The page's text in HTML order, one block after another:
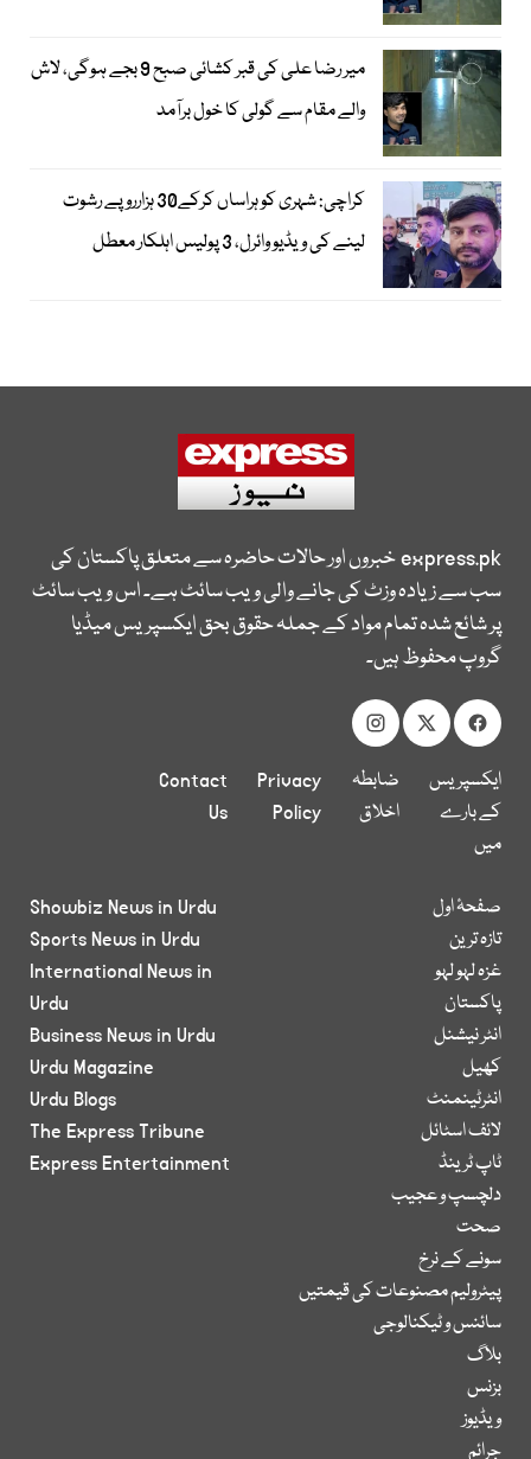
میر رضا علی کی قبر کشائی صبح 9 بجے ہوگی، لاش
والے مقام سے گولی کا خول برآمد
کراچی: شہری کو ہراساں کرکے30 ہزارروپے رشوت
لینے کی ویڈیو وائرل، 3 پولیس اہلکار معطل
express.pkخبروں اور حالات حاضرہ سے متعلق پاکستان کی
سب سے زیادہ وزٹ کی جانے والی ویب سائٹ ہے۔ اس ویب سائٹ
پر شائع شدہ تمام مواد کے جملہ حقوق بحق ایکسپریس میڈیا
گروپ محفوظ ہیں۔
ایکسپریس
کے بارے
میں
ضابطہ
اخلاق
Privacy
Policy
Contact
Us
صفحۂ اول
تازہ ترین
غزہ لہو لہو
پاکستان
انٹر نیشنل
کھیل
انٹرٹینمنٹ
لائف اسٹائل
ٹاپ ٹرینڈ
دلچسپ و عجیب
صحت
سونے کے نرخ
پیٹرولیم مصنوعات کی قیمتیں
سائنس و ٹیکنالوجی
بلاگ
بزنس
ویڈیوز
جرائم
Showbiz News in Urdu
Sports News in Urdu
International News in
Urdu
Business News in Urdu
Urdu Magazine
Urdu Blogs
The Express Tribune
Express Entertainment